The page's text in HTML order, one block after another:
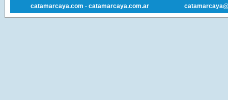
catamarcaya.com - catamarcaya.com.ar